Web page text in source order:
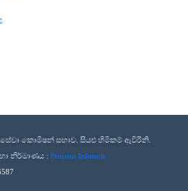
සේවා කොමිෂන් සභාව. සියළු හිමිකම් ඇවිරිනි.
නිර්මාණය : Procons Infotech